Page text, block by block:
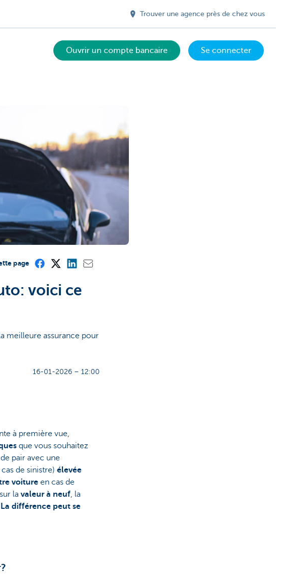
Trouver une agence près de chez vous
Ouvrir un compte bancaire Se connecter
page
voici ce
meilleure assurance pour
16-01-2026 – 12:00
à première vue,
que vous souhaitez
pair avec une
de sinistre) élevée
voitureen cas de
la valeur à neuf, la
différence peut se